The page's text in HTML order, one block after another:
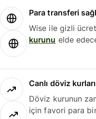
Para transferi
Wise ile gizli
kurunu elde
Canlı döviz
Döviz kurunun
için favori para